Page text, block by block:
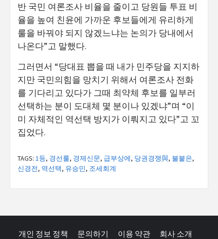
반 국민 여론조사 비율을 줄이고 당원들 투표 비
율을 높여 친윤에 가까운 후보들에게 유리하게
룰을 바꿔야 되지 않겠느냐는 논의가 당내에서
나온다”고 말했다.
그러면서 “당대표 뽑을 때 내가 민주당을 지지하
지만 국민의힘을 망치기 위해서 여론조사 전화
를 기다리고 있다가 그때 최약체 후보를 일부러
선택하는 분이 도대체 몇 분이나 있겠냐”며 “이
미 자체적인 역선택 방지가 이뤄지고 있다”고 꼬
집었다.
TAGS: 1등, 경선룰, 경제신문, 급부상에, 당권경쟁與, 불붙은,
신경전, 역선택, 유승민, 조세회계
개인 정보 정책 문의하기 이용 약관 회사 소개